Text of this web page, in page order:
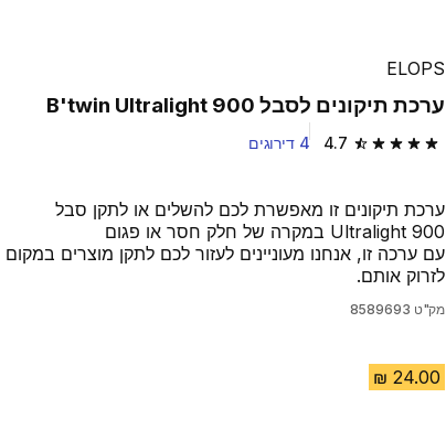
ELOPS
ערכת תיקונים לסבל B'twin Ultralight 900
4.7 4.7 out of 5 stars from 4 reviews 4 דירוגים
ערכת תיקונים זו מאפשרת לכם להשלים או לתקן סבל
Ultralight 900 במקרה של חלק חסר או פגום
עם ערכה זו, אנחנו מעוניינים לעזור לכם לתקן מוצרים במקום
לזרוק אותם.
מק"ט 8589693